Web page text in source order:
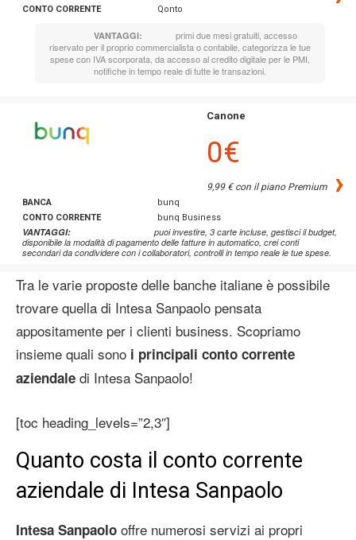
CONTO CORRENTE
Qonto
VANTAGGI:
primi due mesi gratuiti, accesso
riservato per il proprio commercialista o contabile, categorizza le tue
spese con IVA scorporata, da accesso al credito digitale per le PMI,
notifiche in tempo reale di tutte le transazioni.
BANCA
bunq
CONTO CORRENTE
bunq Business
VANTAGGI:
puoi investire, 3 carte incluse, gestisci il budget,
disponibile la modalità di pagamento delle fatture in automatico, crei conti
secondari da condividere con i collaboratori, controlli in tempo reale le tue spese.
Canone
0€
9,99 € con il piano Premium ›
Tra le varie proposte delle banche italiane è possibile
trovare quella di Intesa Sanpaolo pensata
appositamente per i clienti business. Scopriamo
insieme quali sono i principali conto corrente
aziendale di Intesa Sanpaolo!
[toc heading_levels=”2,3″]
Quanto costa il conto corrente
aziendale di Intesa Sanpaolo
Intesa Sanpaolo offre numerosi servizi ai propri